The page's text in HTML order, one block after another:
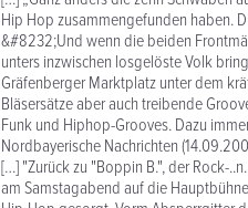
Hip Hop zusammengefunden haben.
&#8232;Und wenn die beiden
unters inzwischen losgelöste Volk
Gräfenberger Marktplatz unter dem
Bläsersätze aber auch treibende
Funk und Hiphop-Grooves. Dazu
Nordbayerische Nachrichten
[…] "Zurück zu "Boppin B.", der Rock-
am Samstagabend auf die